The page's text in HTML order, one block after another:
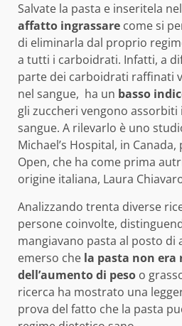
Salvate la pasta e inseritela
affatto ingrassare come si
di eliminarla dal proprio
a tutti i carboidrati. Infatti, a
parte dei carboidrati raffinati
nel sangue, ha un basso
gli zuccheri vengono
sangue. A rilevarlo è uno
Michael’s Hospital, in
Open, che ha come prima
origine italiana, Laura
Analizzando trenta diverse
persone coinvolte,
mangiavano pasta al posto
emerso che la pasta non era
dell’aumento di peso o
ricerca ha mostrato una
prova del fatto che la pasta